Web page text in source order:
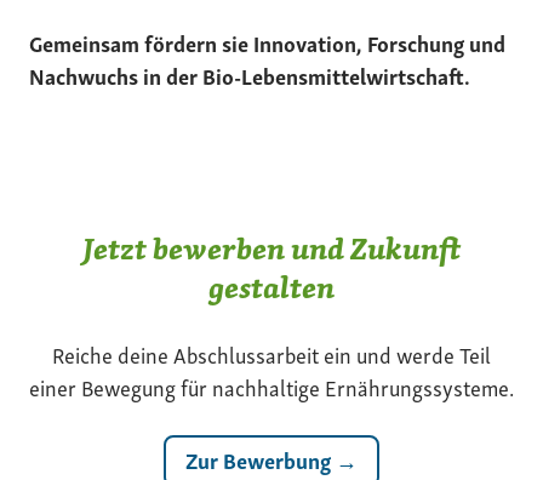
Gemeinsam fördern sie Innovation, Forschung und
Nachwuchs in der Bio-Lebensmittelwirtschaft.
Jetzt bewerben und Zukunft
gestalten
Reiche deine Abschlussarbeit ein und werde Teil
einer Bewegung für nachhaltige Ernährungssysteme.
Zur Bewerbung →